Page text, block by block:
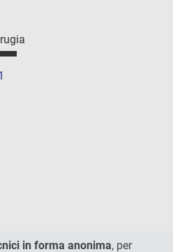
in forma anonima, per